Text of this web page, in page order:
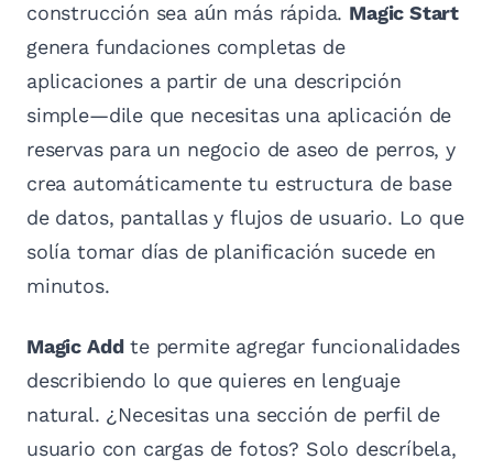
construcción sea aún más rápida. Magic Start
genera fundaciones completas de
aplicaciones a partir de una descripción
simple—dile que necesitas una aplicación de
reservas para un negocio de aseo de perros, y
crea automáticamente tu estructura de base
de datos, pantallas y flujos de usuario. Lo que
solía tomar días de planificación sucede en
minutos.
Magic Addte permite agregar funcionalidades
describiendo lo que quieres en lenguaje
natural. ¿Necesitas una sección de perfil de
usuario con cargas de fotos? Solo descríbela,